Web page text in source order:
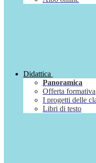
Didattica
Panoramica
Offerta formativa
I progetti delle
Libri di testo